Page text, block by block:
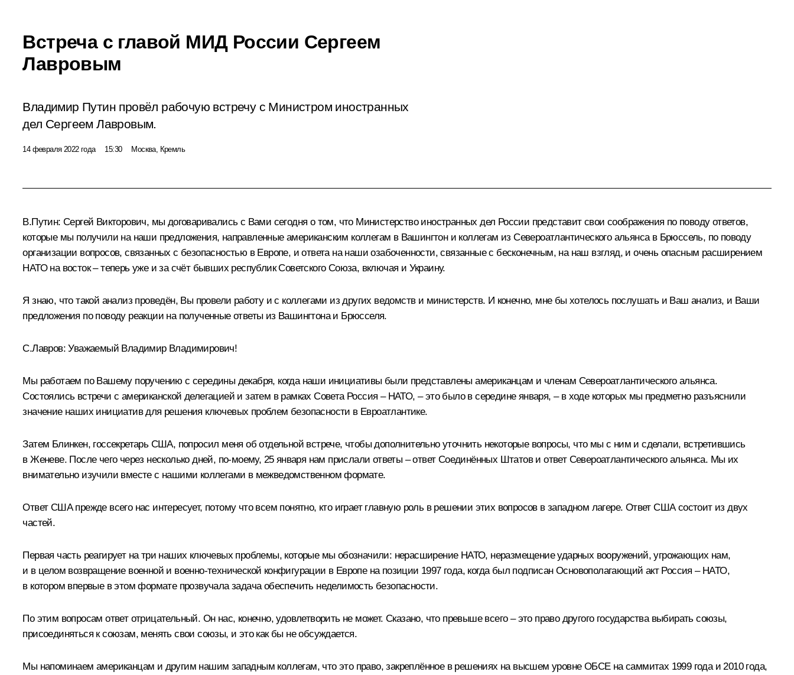
Встреча с главой МИД России Сергеем
Лавровым
Владимир Путин провёл рабочую встречу с Министром иностранных
дел Сергеем Лавровым.
14 февраля 2022 года 15:30 Москва, Кремль
В.Путин: Сергей Викторович, мы договаривались с Вами сегодня о том, что Министерство иностранных дел России представит свои соображения по поводу ответов,
которые мы получили на наши предложения, направленные американским коллегам в Вашингтон и коллегам из Североатлантического альянса в Брюссель, по поводу
организации вопросов, связанных с безопасностью в Европе, и ответа на наши озабоченности, связанные с бесконечным, на наш взгляд, и очень опасным расширением
НАТО на восток – теперь уже и за счёт бывших республик Советского Союза, включая и Украину.
Я знаю, что такой анализ проведён, Вы провели работу и с коллегами из других ведомств и министерств. И конечно, мне бы хотелось послушать и Ваш анализ, и Ваши
предложения по поводу реакции на полученные ответы из Вашингтона и Брюсселя.
С.Лавров:Уважаемый Владимир Владимирович!
Мы работаем по Вашему поручению с середины декабря, когда наши инициативы были представлены американцам и членам Североатлантического альянса.
Состоялись встречи с американской делегацией и затем в рамках Совета Россия – НАТО, – это было в середине января, – в ходе которых мы предметно разъяснили
значение наших инициатив для решения ключевых проблем безопасности в Евроатлантике.
Затем Блинкен, госсекретарь США, попросил меня об отдельной встрече, чтобы дополнительно уточнить некоторые вопросы, что мы с ним и сделали, встретившись
в Женеве. После чего через несколько дней, по-моему, 25 января нам прислали ответы – ответ Соединённых Штатов и ответ Североатлантического альянса. Мы их
внимательно изучили вместе с нашими коллегами в межведомственном формате.
Ответ США прежде всего нас интересует, потому что всем понятно, кто играет главную роль в решении этих вопросов в западном лагере. Ответ США состоит из двух
частей.
Первая часть реагирует на три наших ключевых проблемы, которые мы обозначили: нерасширение НАТО, неразмещение ударных вооружений, угрожающих нам,
и в целом возвращение военной и военно-технической конфигурации в Европе на позиции 1997 года, когда был подписан Основополагающий акт Россия – НАТО,
в котором впервые в этом формате прозвучала задача обеспечить неделимость безопасности.
По этим вопросам ответ отрицательный. Он нас, конечно, удовлетворить не может. Сказано, что превыше всего – это право другого государства выбирать союзы,
присоединяться к союзам, менять свои союзы, и это как бы не обсуждается.
Мы напоминаем американцам и другим нашим западным коллегам, что это право, закреплённое в решениях на высшем уровне ОБСЕ на саммитах 1999 года и 2010 года,